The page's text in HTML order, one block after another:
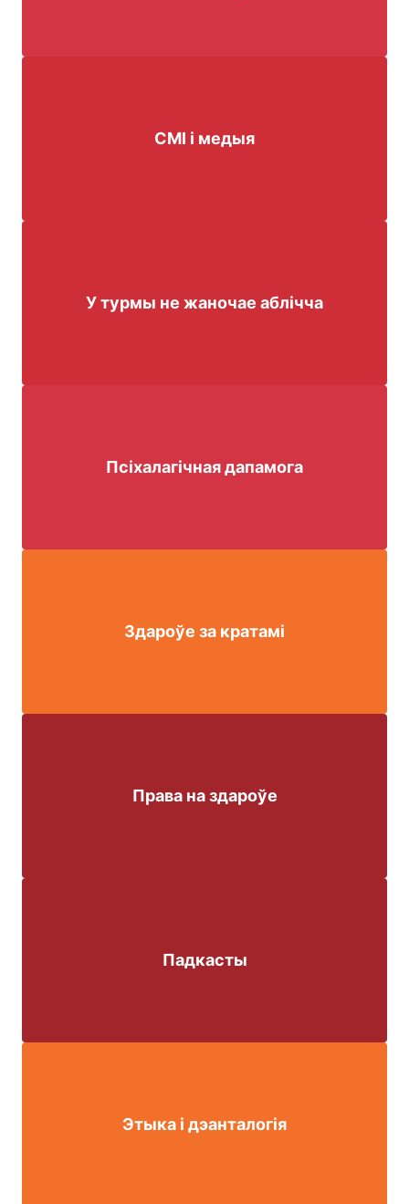
СМІ і медыя
У турмы не жаночае аблічча
Псіхалагічная дапамога
Здароўе за кратамі
Права на здароўе
Падкасты
Этыка і дэанталогія